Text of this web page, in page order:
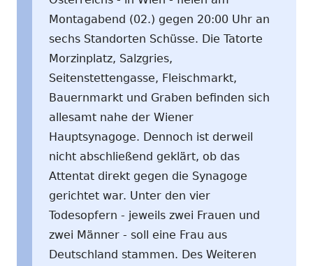
Montagabend (02.) gegen 20:00 Uhr an
sechs Standorten Schüsse. Die Tatorte
Morzinplatz, Salzgries,
Seitenstettengasse, Fleischmarkt,
Bauernmarkt und Graben befinden sich
allesamt nahe der Wiener
Hauptsynagoge. Dennoch ist derweil
nicht abschließend geklärt, ob das
Attentat direkt gegen die Synagoge
gerichtet war. Unter den vier
Todesopfern - jeweils zwei Frauen und
zwei Männer - soll eine Frau aus
Deutschland stammen. Des Weiteren